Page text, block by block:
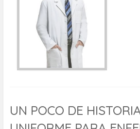
UN POCO DE